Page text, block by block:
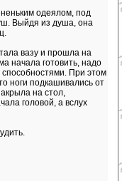
одеялом, под
Выйдя из душа, она
вазу и прошла на
начала готовить, надо
При этом
ноги подкашивались от
на стол,
головой, а вслух